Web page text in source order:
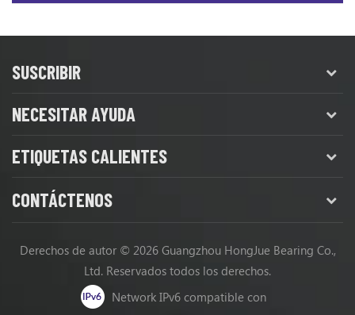
SUSCRIBIR
NECESITAR AYUDA
ETIQUETAS CALIENTES
CONTÁCTENOS
Derechos de autor © 2026 Guangzhou HongJue Bearing Co.,
Ltd. Reservados todos los derechos.
Network IPv6 compatible con